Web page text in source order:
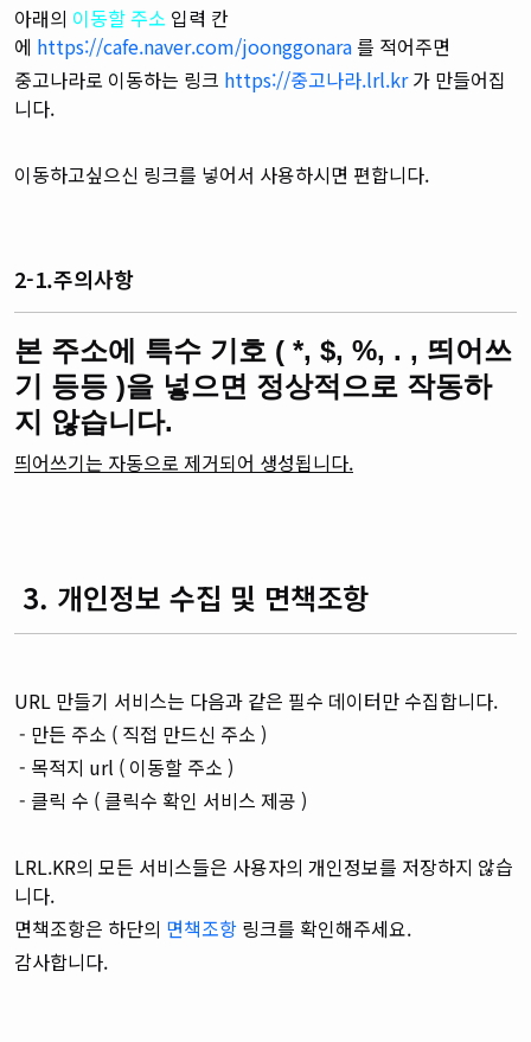
아래의 이동할 주소 입력 칸
에 https://cafe.naver.com/joonggonara를 적어주면
중고나라로 이동하는 링크 https://중고나라.lrl.kr가 만들어집
니다.
이동하고싶으신 링크를 넣어서 사용하시면 편합니다.
2-1.주의사항
본 주소에 특수 기호 ( *, $, %, . , 띄어쓰
기 등등 )을 넣으면 정상적으로 작동하
지 않습니다.
띄어쓰기는 자동으로 제거되어 생성됩니다.
3. 개인정보 수집 및 면책조항
URL 만들기 서비스는 다음과 같은 필수 데이터만 수집합니다.
- 만든 주소 ( 직접 만드신 주소 )
- 목적지 url ( 이동할 주소 )
- 클릭 수 ( 클릭수 확인 서비스 제공 )
LRL.KR의 모든 서비스들은 사용자의 개인정보를 저장하지 않습
니다.
면책조항은 하단의 면책조항 링크를 확인해주세요.
감사합니다.